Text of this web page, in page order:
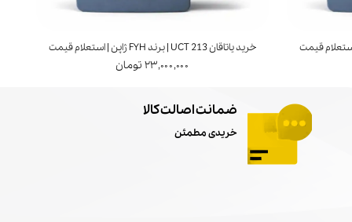
خرید یاتاقان UCT 213 | برند FYH ژاپن | استعلام قیمت
۲۳,۰۰۰,۰۰۰ تومان
ضمانت اصالت کالا
خریدی مطمئن